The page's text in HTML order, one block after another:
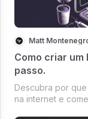
Matt
Como criar um
passo.
Descubra por
na internet e